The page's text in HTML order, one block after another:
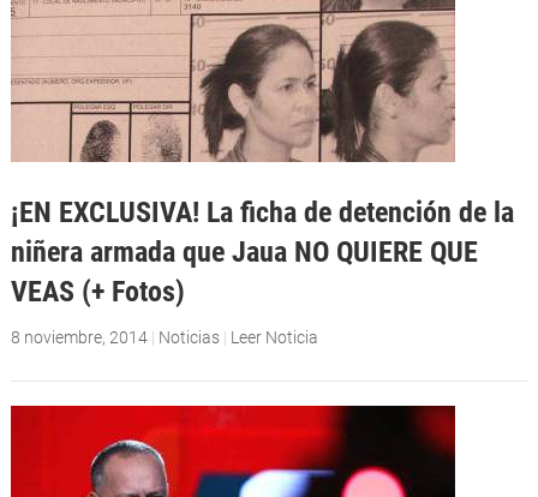
¡EN EXCLUSIVA! La ficha de detención de la
niñera armada que Jaua NO QUIERE QUE
VEAS (+ Fotos)
8 noviembre, 2014| Noticias | Leer Noticia